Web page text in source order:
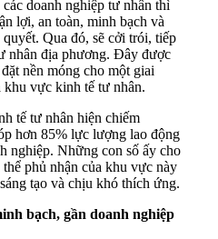
doanh nghiệp tư nhân thì
lợi, an toàn, minh bạch và
Qua đó, sẽ cởi trói, tiếp
nhân địa phương. Đây được
nền móng cho một giai
khu vực kinh tế tư nhân.
tế tư nhân hiện chiếm
hơn 85% lực lượng lao động
nghiệp. Những con số ấy cho
phủ nhận của khu vực này
tạo và chịu khó thích ứng.
bạch, gần doanh nghiệp